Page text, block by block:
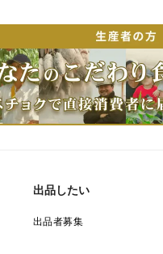
出品したい
出品者募集